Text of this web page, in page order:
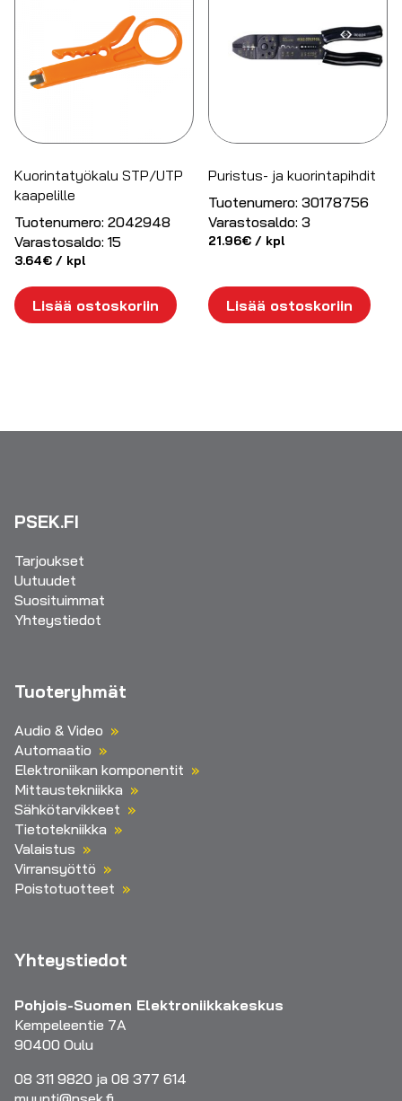
Kuorintatyökalu STP/UTP
kaapelille
Tuotenumero: 2042948
Varastosaldo: 15
3.64€ / kpl
Lisää ostoskoriin
Puristus- ja kuorintapihdit
Tuotenumero: 30178756
Varastosaldo: 3
21.96€ / kpl
Lisää ostoskoriin
PSEK.FI
Tarjoukset
Uutuudet
Suosituimmat
Yhteystiedot
Tuoteryhmät
Audio & Video
Automaatio
Elektroniikan komponentit
Mittaustekniikka
Sähkötarvikkeet
Tietotekniikka
Valaistus
Virransyöttö
Poistotuotteet
Yhteystiedot
Pohjois-Suomen Elektroniikkakeskus
Kempeleentie 7A
90400 Oulu
08 311 9820 ja 08 377 614